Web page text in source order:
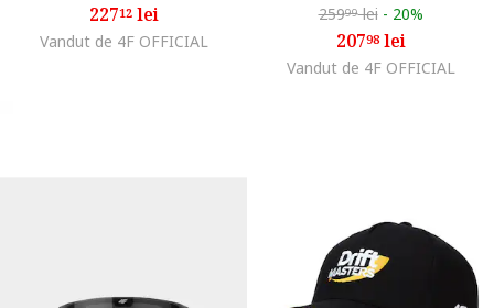
22712lei
Vandut de 4F OFFICIAL
25999lei - 20%
20798lei
Vandut de 4F OFFICIAL